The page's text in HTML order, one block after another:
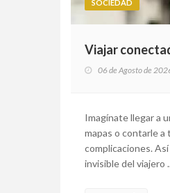
SOCIEDAD
Viajar
06 de Agosto de
Imagínate llegar a
mapas o contarle a
complicaciones.
invisible del viajero